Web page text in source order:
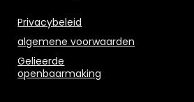
Privacybeleid
algemene voorwaarden
Gelieerde
openbaarmaking